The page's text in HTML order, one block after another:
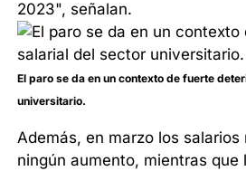
2023", señalan.
El paro se da en un contexto de fuerte
universitario.
Además, en marzo los salarios
ningún aumento, mientras que